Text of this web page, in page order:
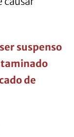
suspenso
de